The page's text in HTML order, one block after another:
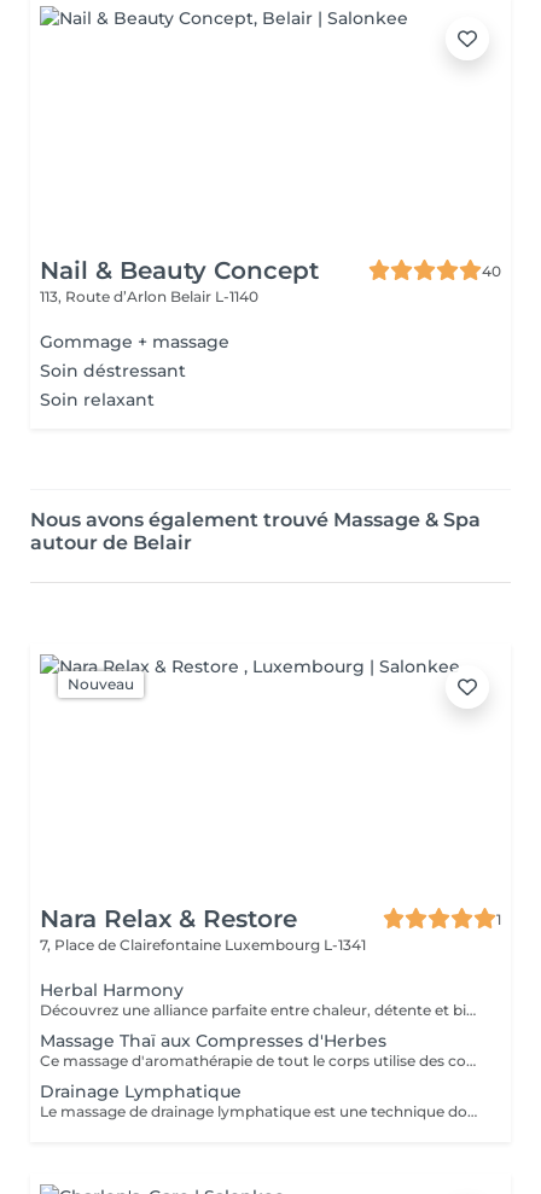
Nail & Beauty Concept
40
113, Route d’Arlon Belair L-1140
Gommage + massage
Soin déstressant
Soin relaxant
Nous avons également trouvé Massage & Spa
autour de Belair
Nouveau
Nara Relax & Restore
1
7, Place de Clairefontaine Luxembourg L-1341
Herbal Harmony
Découvrez une alliance parfaite entre chaleur, détente et bien-être thaïlandais traditionnel. Ce soin luxueux débute par un massage aux compresses d'herbes thaïlandaises utilisant des pochons d'herbes chauffés à la vapeur pour détendre les muscles et favoriser une profonde relaxation, suivi d'une séance revitalisante de réflexologie plantaire thaïlandaise. Comprend : Massage aux compresses d'herbes thaïlandaises 90 min Réflexologie plantaire thaïlandaise 30 min Durée totale : 120 min Une expérience de bien-être profondément relaxante conçue pour rétablir l'équilibre, soulager les tensions et vous procurer une sensation de fraîcheur et de sérénité.
Massage Thaï aux Compresses d'Herbes
Ce massage d'aromathérapie de tout le corps utilise des compresses chaudes remplies d'un mélange d'herbes et a un effet calmant. Deux compresses seront fournis pour être ramenés à la maison après le massage.
Drainage Lymphatique
Le massage de drainage lymphatique est une technique douce et rythmée qui stimule le système lymphatique, contribuant à l'élimination des toxines, à la réduction des gonflements et à la promotion d'une relaxation et d'un bien-être général.